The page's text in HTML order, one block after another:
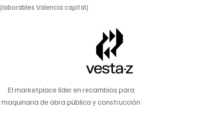
(laborables Valencia capital)
El marketplace líder en recambios para
maquinaria de obra pública y construcción